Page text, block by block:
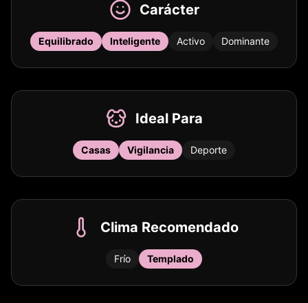
Carácter
Equilibrado Inteligente Activo Dominante
Ideal Para
Casas Vigilancia Deporte
Clima Recomendado
Frío Templado